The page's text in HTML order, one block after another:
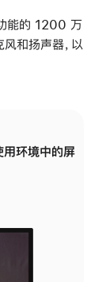
能的 1200 万
和扬声器，以
用环境中的屏